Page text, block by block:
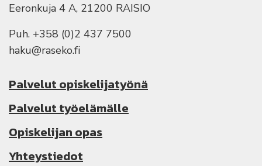
Eeronkuja 4 A, 21200 RAISIO
Puh. +358 (0)2 437 7500
haku@raseko.fi
Palvelut opiskelijatyönä
Palvelut työelämälle
Opiskelijan opas
Yhteystiedot